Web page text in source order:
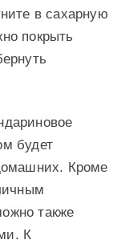
в сахарную
покрыть
будет
Кроме
также
К